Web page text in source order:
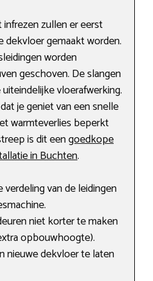
infrezen zullen er eerst
dekvloer gemaakt worden.
worden
geschoven. De slangen
vloerafwerking.
je geniet van een snelle
warmteverlies beperkt
is dit eengoedkope
in Buchten.
verdeling van de leidingen
niet korter te maken
opbouwhoogte).
nieuwe dekvloer te laten